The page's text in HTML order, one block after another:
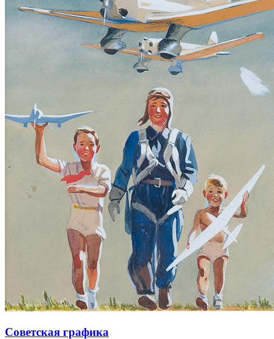
Советская графика